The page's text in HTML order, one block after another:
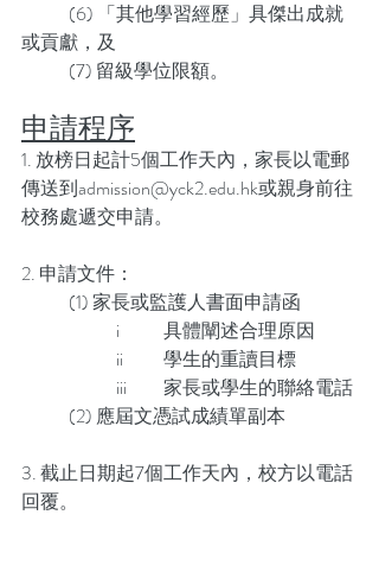
或貢獻，及
	(7) 留級學位限額。
申請程序
1. 放榜日起計5個工作天內，家長以電郵
傳送到admission@yck2.edu.hk或親身前往
校務處遞交申請。
2. 申請文件：
	(1) 家長或監護人書面申請函
	 	i	具體闡述合理原因
		ii	學生的重讀目標
		iii	家長或學生的聯絡電話
	(2) 應屆文憑試成績單副本
3. 截止日期起7個工作天內，校方以電話
回覆。